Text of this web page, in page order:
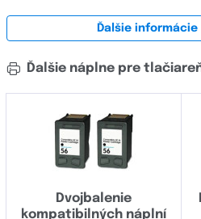
Ďalšie
Ďalšie náplne pre
Dvojbalenie
kompatibilných náplní